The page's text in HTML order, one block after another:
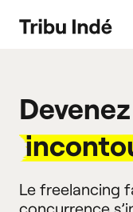
Le freelancing
concurrence